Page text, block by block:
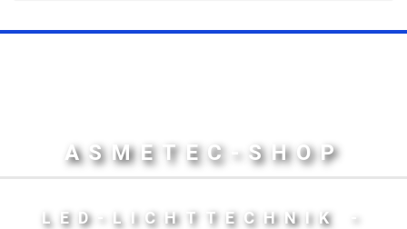
ASMETEC-SHOP
LED-LICHTTECHNIK -